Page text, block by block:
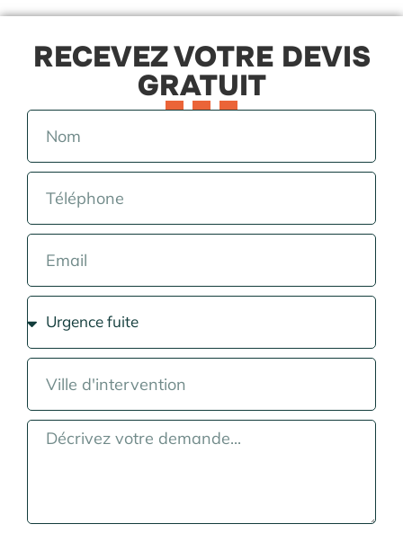
RECEVEZ VOTRE DEVIS
GRATUIT